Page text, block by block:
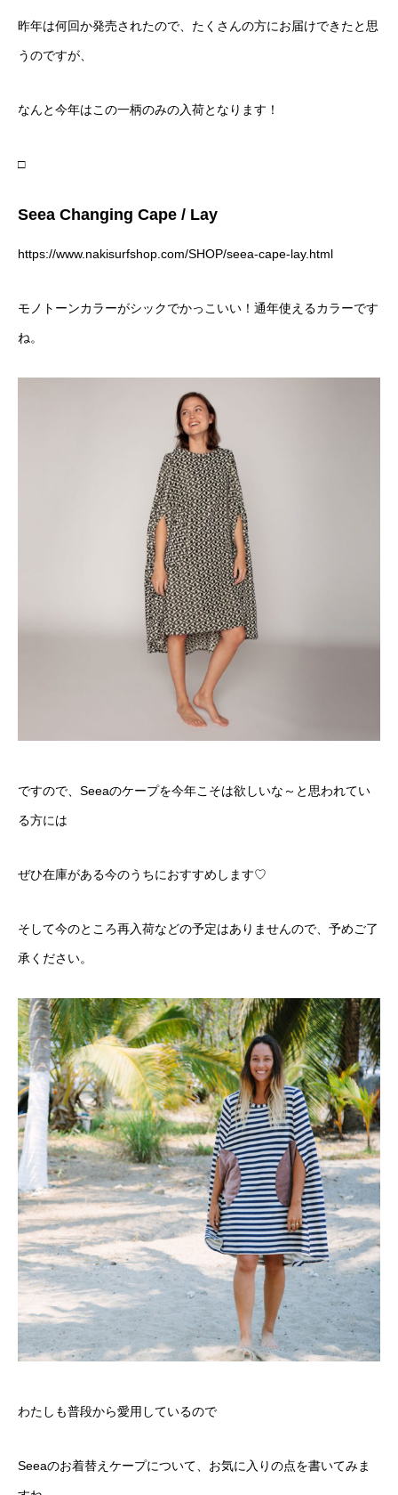
昨年は何回か発売されたので、たくさんの方にお届けできたと思
うのですが、
なんと今年はこの一柄のみの入荷となります！
□
Seea Changing Cape / Lay
https://www.nakisurfshop.com/SHOP/seea-cape-lay.html
モノトーンカラーがシックでかっこいい！通年使えるカラーです
ね。
ですので、Seeaのケープを今年こそは欲しいな～と思われてい
る方には
ぜひ在庫がある今のうちにおすすめします♡
そして今のところ再入荷などの予定はありませんので、予めご了
承ください。
わたしも普段から愛用しているので
Seeaのお着替えケープについて、お気に入りの点を書いてみま